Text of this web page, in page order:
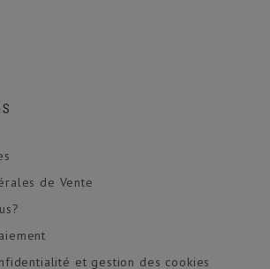
de Vente
et gestion des cookies